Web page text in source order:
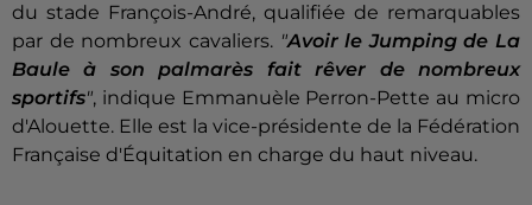
du stade François-André, qualifiée de remarquables
par de nombreux cavaliers. "Avoir le Jumping de La
Baule à son palmarès fait rêver de nombreux
sportifs", indique Emmanuèle Perron-Pette au micro
d'Alouette. Elle est la vice-présidente de la Fédération
Française d'Équitation en charge du haut niveau.